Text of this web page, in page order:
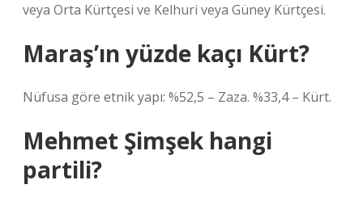
veya Orta Kürtçesi ve Kelhuri veya Güney Kürtçesi.
Maraş’ın yüzde kaçı Kürt?
Nüfusa göre etnik yapı: %52,5 – Zaza. %33,4 – Kürt.
Mehmet Şimşek hangi
partili?